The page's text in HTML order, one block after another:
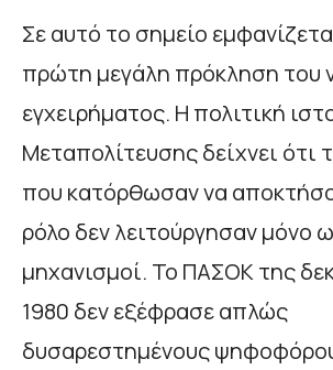
Σε αυτό το σημείο
πρώτη μεγάλη πρόκληση του
εγχειρήματος. Η πολιτική
Μεταπολίτευσης δείχνει ότι
που κατόρθωσαν να
ρόλο δεν λειτούργησαν μόνο
μηχανισμοί. Το ΠΑΣΟΚ της
1980 δεν εξέφρασε απλώς
δυσαρεστημένους